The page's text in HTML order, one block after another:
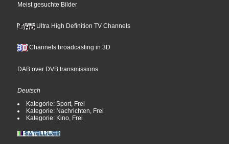
Meist gesuchte Bilder
Ultra High Definition TV Channels
Channels broadcasting in 3D
DAB over DVB transmissions
Deutsch
Kategorie: Sport, Frei
Kategorie: Nachrichten, Frei
Kategorie: Kino, Frei